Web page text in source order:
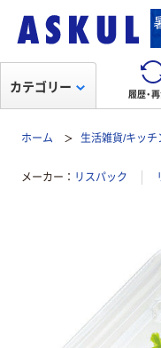
履歴・
カテゴリー
ホーム 生活雑貨/キッチ
メーカー リスパック